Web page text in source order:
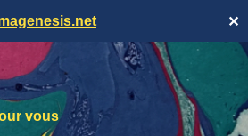
✕
vous